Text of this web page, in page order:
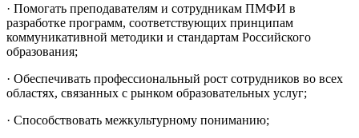
· Помогать преподавателям и сотрудникам ПМФИ в
разработке программ, соответствующих принципам
коммуникативной методики и стандартам Российского
образования;
· Обеспечивать профессиональный рост сотрудников во всех
областях, связанных с рынком образовательных услуг;
· Способствовать межкультурному пониманию;